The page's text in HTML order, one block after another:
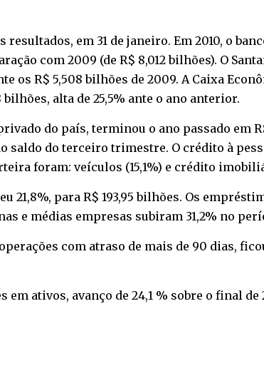
em 31 de janeiro. Em 2010, o
com 2009 (de R$ 8,012 bilhões). O
os R$ 5,508 bilhões de 2009. A Caixa
alta de 25,5% ante o ano anterior.
do país, terminou o ano passado em
saldo do terceiro trimestre. O crédito à
foram: veículos (15,1%) e crédito
21,8%, para R$ 193,95 bilhões. Os
e médias empresas subiram 31,2% no
com atraso de mais de 90 dias,
em ativos, avanço de 24,1 % sobre o final de